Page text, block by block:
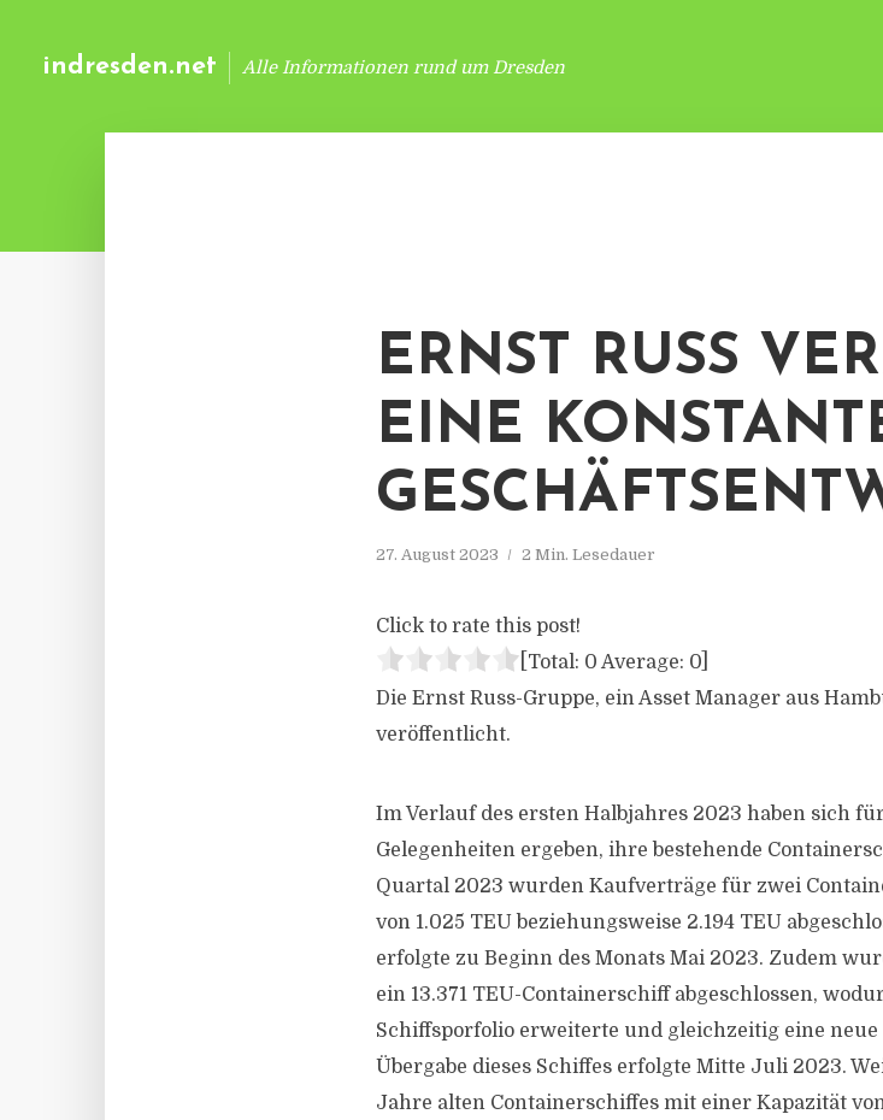
indresden.net Alle Informationen rund um Dresden
ERNST RUSS
EINE
27. August 2023 2 Min. Lesedauer
Click to rate this post!
[Total: 0 Average: 0
Die Ernst Russ-Gruppe, ein Asset Manager aus
veröffentlicht.
Im Verlauf des ersten Halbjahres 2023 haben sich
Gelegenheiten ergeben, ihre bestehende
Quartal 2023 wurden Kaufverträge für zwei
von 1.025 TEU beziehungsweise 2.194 TEU
erfolgte zu Beginn des Monats Mai 2023. Zudem
ein 13.371 TEU-Containerschiff abgeschlossen,
Schiffsporfolio erweiterte und gleichzeitig eine neue
Übergabe dieses Schiffes erfolgte Mitte Juli 2023.
Jahre alten Containerschiffes mit einer Kapazität